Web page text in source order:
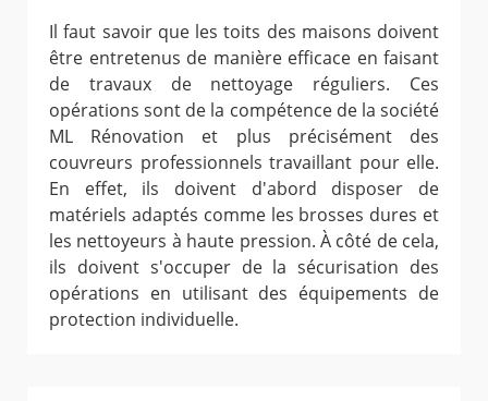
Il faut savoir que les toits des maisons doivent
être entretenus de manière efficace en faisant
de travaux de nettoyage réguliers. Ces
opérations sont de la compétence de la société
ML Rénovation et plus précisément des
couvreurs professionnels travaillant pour elle.
En effet, ils doivent d'abord disposer de
matériels adaptés comme les brosses dures et
les nettoyeurs à haute pression. À côté de cela,
ils doivent s'occuper de la sécurisation des
opérations en utilisant des équipements de
protection individuelle.